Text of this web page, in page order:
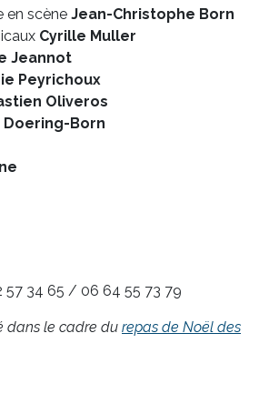
en scène Jean-Christophe Born
Cyrille Muller
Jeannot
Peyrichoux
Oliveros
Doering-Born
57 34 65 / 06 64 55 73 79
dans le cadre du repas de Noël des